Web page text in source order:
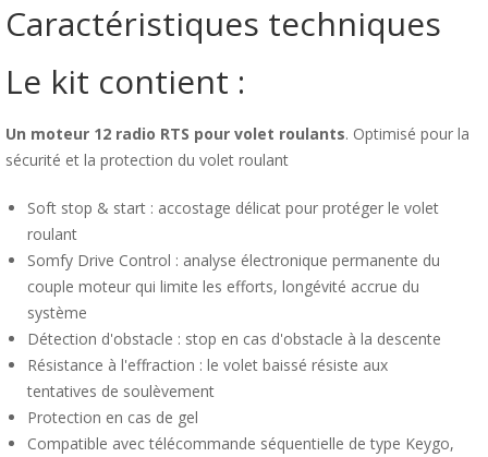
Caractéristiques techniques
Le kit contient :
Un moteur 12 radio RTS pour volet roulants. Optimisé pour la
sécurité et la protection du volet roulant
Soft stop & start : accostage délicat pour protéger le volet
roulant
Somfy Drive Control : analyse électronique permanente du
couple moteur qui limite les efforts, longévité accrue du
système
Détection d'obstacle : stop en cas d'obstacle à la descente
Résistance à l'effraction : le volet baissé résiste aux
tentatives de soulèvement
Protection en cas de gel
Compatible avec télécommande séquentielle de type Keygo,